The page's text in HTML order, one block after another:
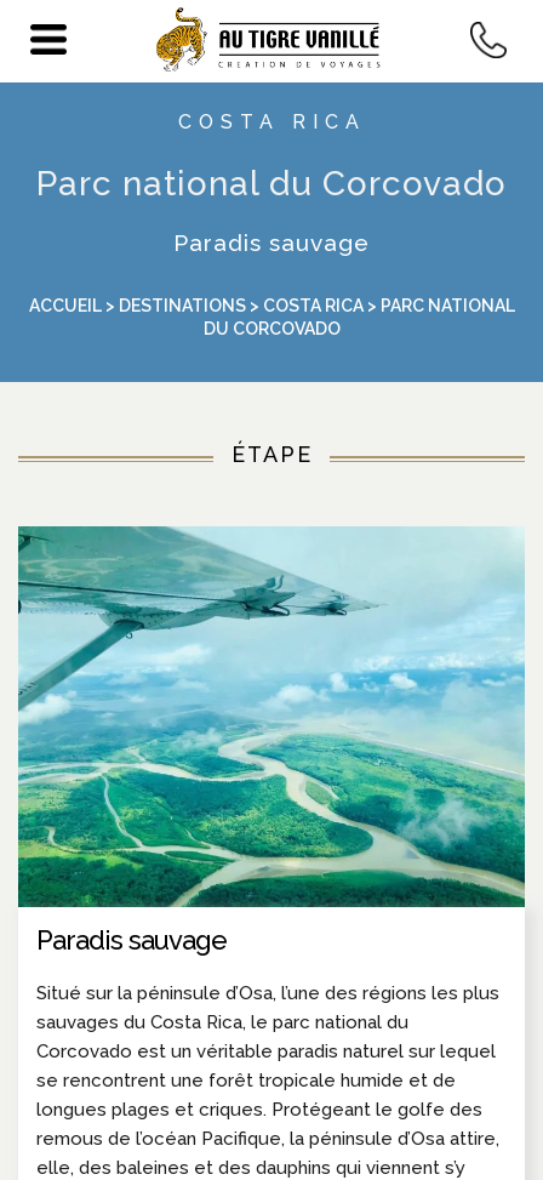
COSTA RICA
Parc national du Corcovado
Paradis sauvage
ACCUEIL> DESTINATIONS> COSTA RICA> PARC NATIONAL
DU CORCOVADO
ÉTAPE
Paradis sauvage
Situé sur la péninsule d’Osa, l’une des régions les plus
sauvages du Costa Rica, le parc national du
Corcovado est un véritable paradis naturel sur lequel
se rencontrent une forêt tropicale humide et de
longues plages et criques. Protégeant le golfe des
remous de l’océan Pacifique, la péninsule d’Osa attire,
elle, des baleines et des dauphins qui viennent s’y